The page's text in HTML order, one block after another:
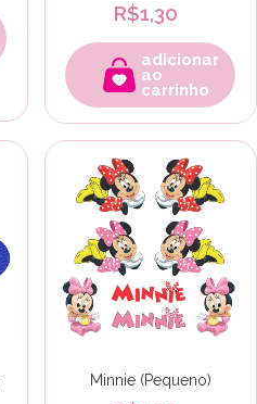
R$1,30
adicionar
ao
carrinho
Minnie (Pequeno)